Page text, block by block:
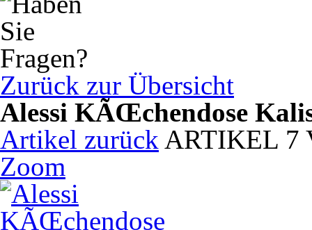
Zurück zur Übersicht
Alessi KÃŒchendose
Artikel zurück ARTIKEL 7
Zoom